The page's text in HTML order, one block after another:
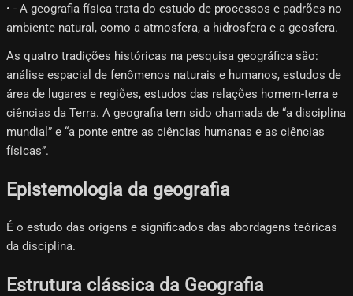
• - A geografia física trata do estudo de processos e padrões no
ambiente natural, como a atmosfera, a hidrosfera e a geosfera.
As quatro tradições históricas na pesquisa geográfica são:
análise espacial de fenômenos naturais e humanos, estudos de
área de lugares e regiões, estudos das relações homem-terra e
ciências da Terra. A geografia tem sido chamada de “a disciplina
mundial” e “a ponte entre as ciências humanas e as ciências
físicas”.
Epistemologia da geografia
É o estudo das origens e significados das abordagens teóricas
da disciplina.
Estrutura clássica da Geografia